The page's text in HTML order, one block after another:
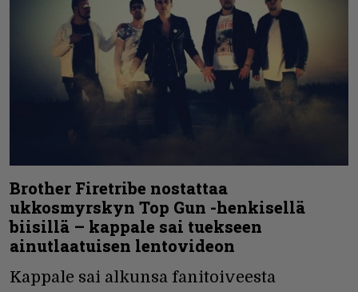
Brother Firetribe nostattaa
ukkosmyrskyn Top Gun -henkisellä
biisillä – kappale sai tuekseen
ainutlaatuisen lentovideon
Kappale sai alkunsa fanitoiveesta